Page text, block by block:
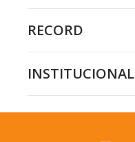
RECORD
INSTITUCIONAL